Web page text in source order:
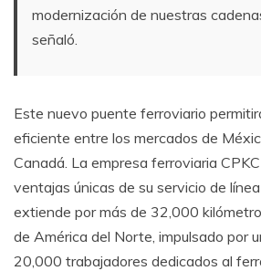
modernización de nuestras
señaló.
Este nuevo puente ferroviario
eficiente entre los mercados de
Canadá. La empresa ferroviaria
ventajas únicas de su servicio de
extiende por más de 32,000
de América del Norte, impulsado por
20,000 trabajadores dedicados al